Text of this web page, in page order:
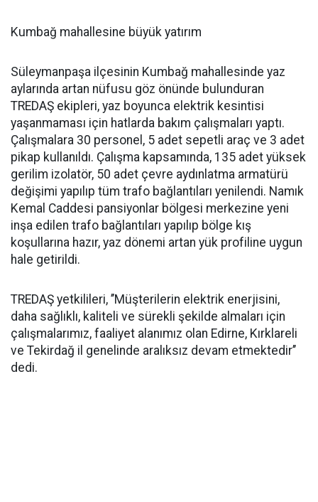
Kumbağ mahallesine büyük yatırım
Süleymanpaşa ilçesinin Kumbağ mahallesinde yaz
aylarında artan nüfusu göz önünde bulunduran
TREDAŞ ekipleri, yaz boyunca elektrik kesintisi
yaşanmaması için hatlarda bakım çalışmaları yaptı.
Çalışmalara 30 personel, 5 adet sepetli araç ve 3 adet
pikap kullanıldı. Çalışma kapsamında, 135 adet yüksek
gerilim izolatör, 50 adet çevre aydınlatma armatürü
değişimi yapılıp tüm trafo bağlantıları yenilendi. Namık
Kemal Caddesi pansiyonlar bölgesi merkezine yeni
inşa edilen trafo bağlantıları yapılıp bölge kış
koşullarına hazır, yaz dönemi artan yük profiline uygun
hale getirildi.
TREDAŞ yetkilileri, ’’Müşterilerin elektrik enerjisini,
daha sağlıklı, kaliteli ve sürekli şekilde almaları için
çalışmalarımız, faaliyet alanımız olan Edirne, Kırklareli
ve Tekirdağ il genelinde aralıksız devam etmektedir’’
dedi.